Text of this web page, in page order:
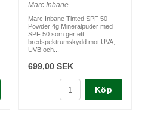
Marc Inbane
Marc Inbane Tinted SPF 50
Powder 4g Mineralpuder med
SPF 50 som ger ett
bredspektrumskydd mot UVA,
UVB och...
699,00 SEK
Köp